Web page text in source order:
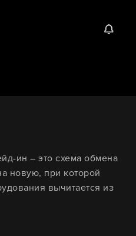
ин – это схема обмена
новую, при которой
вычитается из